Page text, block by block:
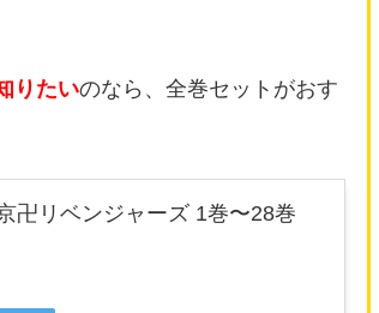
りたいのなら、全巻セットがおす
卍リベンジャーズ 1巻〜28巻